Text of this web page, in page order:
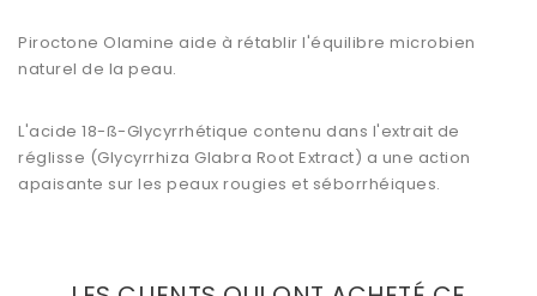
Piroctone Olamine aide à rétablir l'équilibre microbien
naturel de la peau.
L'acide 18-ß-Glycyrrhétique contenu dans l'extrait de
réglisse (Glycyrrhiza Glabra Root Extract) a une action
apaisante sur les peaux rougies et séborrhéiques.